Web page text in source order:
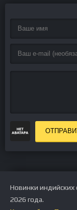
Новинки индийских
2026 года.